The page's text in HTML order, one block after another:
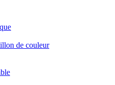
de couleur